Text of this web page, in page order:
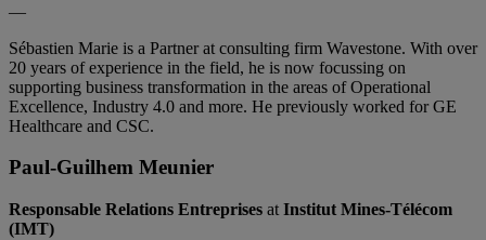
—
Sébastien Marie is a Partner at consulting firm Wavestone. With over
20 years of experience in the field, he is now focussing on
supporting business transformation in the areas of Operational
Excellence, Industry 4.0 and more. He previously worked for GE
Healthcare and CSC.
Paul-Guilhem Meunier
Responsable Relations Entreprises at Institut Mines-Télécom
(IMT)